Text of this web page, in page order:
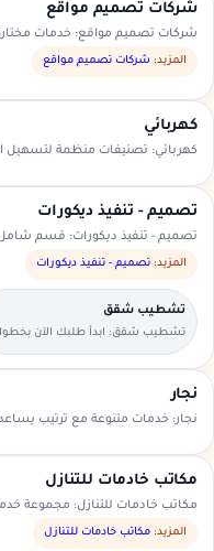
شركات تصميم مواقع
شركات تصميم مواقع: خدمات مختارة
السعودية.
المزيد: شركات تصميم مواقع
كهربائي
كهربائي: تصنيفات منظمة لتسهيل
تصميم - تنفيذ ديكورات
تصميم - تنفيذ ديكورات: قسم
المزيد: تصميم - تنفيذ ديكورات
تشطيب شقق
تشطيب شقق: ابدأ طلبك الآن
بسيطة وواضحة.
نجار
نجار: خدمات متنوعة مع ترتيب
مكاتب خادمات للتنازل
مكاتب خادمات للتنازل: مجموعة
المزيد: مكاتب خادمات للتنازل